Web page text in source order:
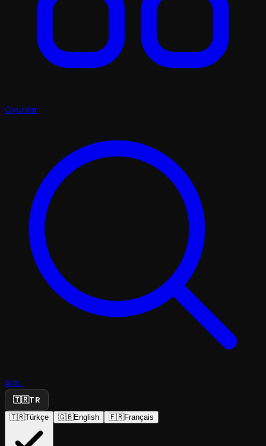
Oyunlar
Ara...
🇹🇷TR
🇹🇷Türkçe 🇬🇧English 🇫🇷Français